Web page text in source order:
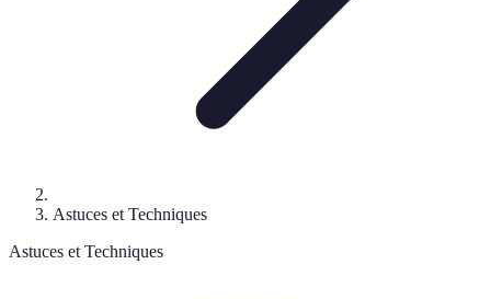
Astuces et Techniques
Astuces et Techniques